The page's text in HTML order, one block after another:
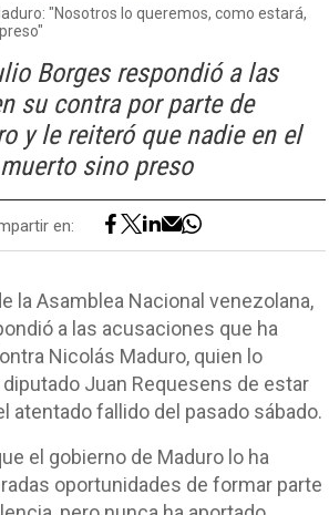
"Nosotros lo queremos, como estará,
Borges respondió a las
su contra por parte de
y le reiteró que nadie en el
sino preso
en:
la Asamblea Nacional venezolana,
a las acusaciones que ha
Nicolás Maduro, quien lo
diputado Juan Requesens de estar
atentado fallido del pasado sábado.
el gobierno de Maduro lo ha
oportunidades de formar parte